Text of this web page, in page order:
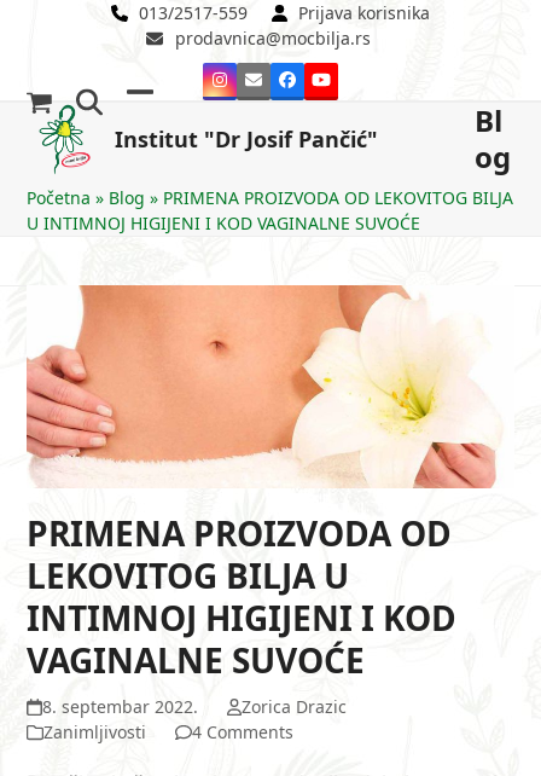
013/2517-559
Prijava korisnika
prodavnica@mocbilja.rs
Instagram
EmailFacebookYouTube
Institut "Dr Josif Pančić"
mobile
menu
mobile
menu
Bl
og
Početna » Blog » PRIMENA PROIZVODA OD LEKOVITOG BILJA
U INTIMNOJ HIGIJENI I KOD VAGINALNE SUVOĆE
PRIMENA PROIZVODA OD
LEKOVITOG BILJA U
INTIMNOJ HIGIJENI I KOD
VAGINALNE SUVOĆE
8. septembar 2022.
Zorica Drazic
Zanimljivosti
4 Comments